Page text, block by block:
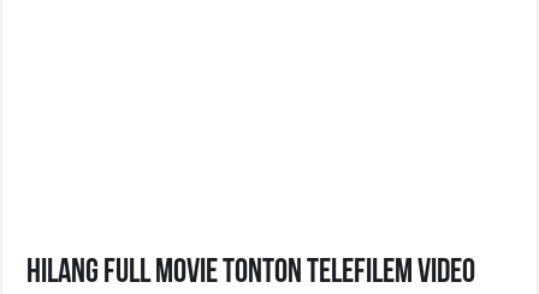
Hilang Full Movie Tonton Telefilem Video